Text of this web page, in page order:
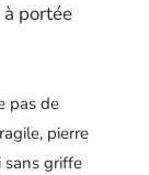
portée
pas de
pierre
sans griffe